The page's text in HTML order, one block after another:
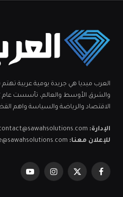
العرب ميديا هي جريدة يومية عربية تهتم
الاقتصاد والرياضة والسياسة واهم
الإدارة:
للإعلان معنا:
فيسبوكX
الانستغراميوتيوب